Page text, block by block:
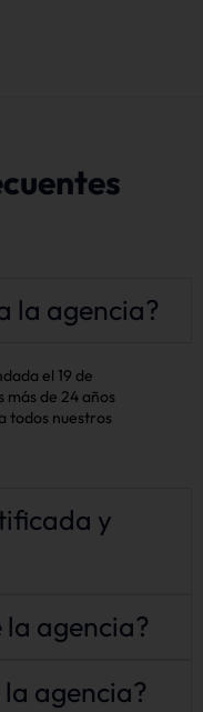
la agencia?
el 19 de
más de 24 años
todos nuestros
y
la agencia?
agencia?